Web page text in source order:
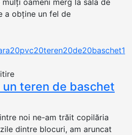
oameni merg la sala de
a obține un fel de
teren de baschet
noi ne-am trăit copilăria
dintre blocuri, am aruncat